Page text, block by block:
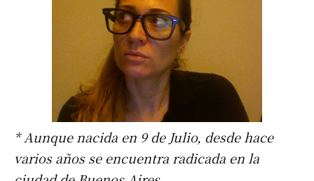
* Aunque nacida en 9 de Julio, desde hace
varios años se encuentra radicada en la